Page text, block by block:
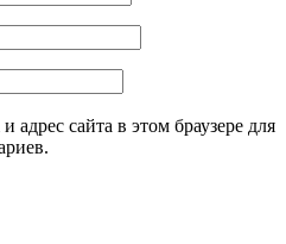
адрес сайта в этом браузере для